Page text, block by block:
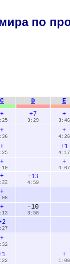
по
C D E
+ +7
3:29
+
3:46
+ +
4:26
+ +1
4:17
+ +
4:07
+ +13
4:59
+
+ -10
3:58
+
+
1:06